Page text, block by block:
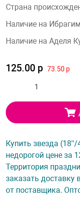
Страна
Наличие на
Наличие на Аделя
125.00 р 73.50 р
Купить звезда
недорогой цене за
Территория
заказать доставку
от поставщика.